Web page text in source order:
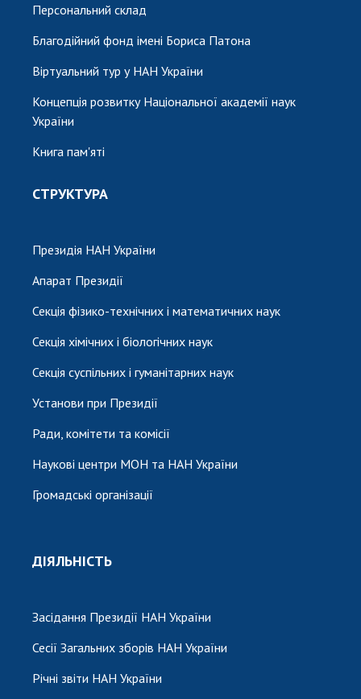
Персональний склад
Благодійний фонд імені Бориса Патона
Віртуальний тур у НАН України
Концепція розвитку Національної академії наук
України
Книга пам'яті
СТРУКТУРА
Президія НАН України
Апарат Президії
Секція фізико-технічних і математичних наук
Секція хімічних і біологічних наук
Секція суспільних і гуманітарних наук
Установи при Президії
Ради, комітети та комісії
Наукові центри МОН та НАН України
Громадські організації
ДІЯЛЬНІСТЬ
Засідання Президії НАН України
Сесії Загальних зборів НАН України
Річні звіти НАН України